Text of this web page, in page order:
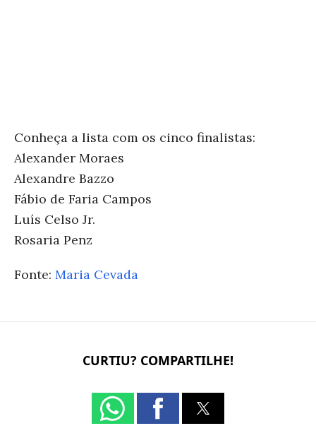
Conheça a lista com os cinco finalistas:
Alexander Moraes
Alexandre Bazzo
Fábio de Faria Campos
Luís Celso Jr.
Rosaria Penz
Fonte: Maria Cevada
CURTIU? COMPARTILHE!